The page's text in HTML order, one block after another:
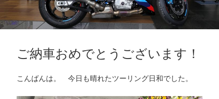
ご納車おめでとうございます！
こんばんは。 今日も晴れたツーリング日和でした。